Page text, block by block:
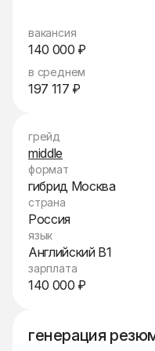
вакансия
140 000 ₽
в среднем
197 117 ₽
генерация
грейд
middle
формат
гибрид Москва
страна
Россия
язык
Английский B1
зарплата
140 000 ₽